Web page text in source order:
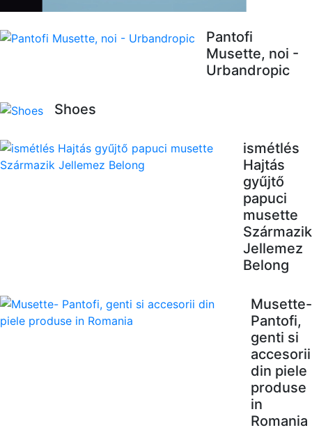
Pantofi
Musette, noi -
Urbandropic
Shoes
ismétlés
Hajtás
gyűjtő
papuci
musette
Származik
Jellemez
Belong
Musette-
Pantofi,
genti si
accesorii
din piele
produse
in
Romania